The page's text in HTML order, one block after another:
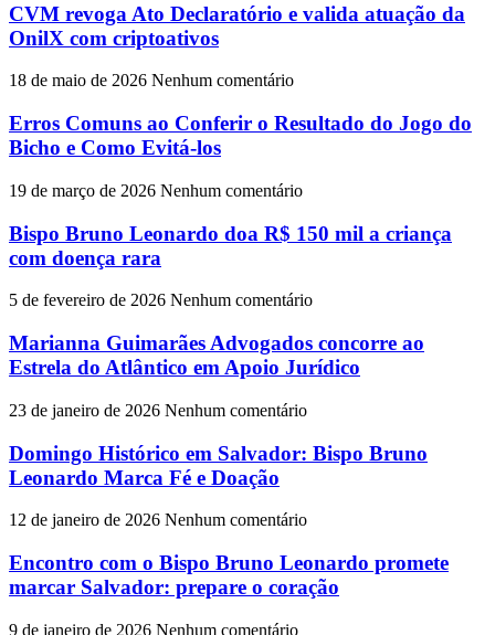
CVM revoga Ato Declaratório e valida atuação da
OnilX com criptoativos
18 de maio de 2026 Nenhum comentário
Erros Comuns ao Conferir o Resultado do Jogo do
Bicho e Como Evitá-los
19 de março de 2026 Nenhum comentário
Bispo Bruno Leonardo doa R$ 150 mil a criança
com doença rara
5 de fevereiro de 2026 Nenhum comentário
Marianna Guimarães Advogados concorre ao
Estrela do Atlântico em Apoio Jurídico
23 de janeiro de 2026 Nenhum comentário
Domingo Histórico em Salvador: Bispo Bruno
Leonardo Marca Fé e Doação
12 de janeiro de 2026 Nenhum comentário
Encontro com o Bispo Bruno Leonardo promete
marcar Salvador: prepare o coração
9 de janeiro de 2026 Nenhum comentário